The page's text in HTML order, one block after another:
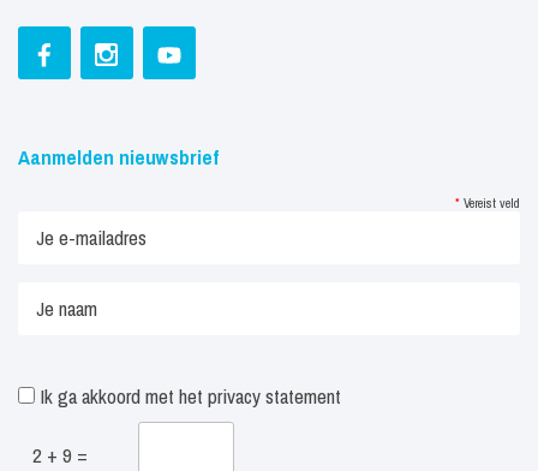
Aanmelden nieuwsbrief
* Vereist veld
Ik ga akkoord met het privacy statement
2 + 9 =